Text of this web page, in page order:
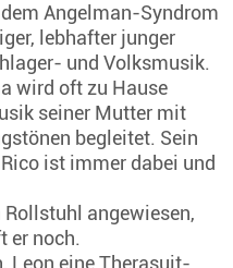
Angelman-Syndrom
lebhafter junger
und Volksmusik.
wird oft zu Hause
seiner Mutter mit
begleitet. Sein
ist immer dabei und
angewiesen,
er noch.
Leon eine Therasuit-